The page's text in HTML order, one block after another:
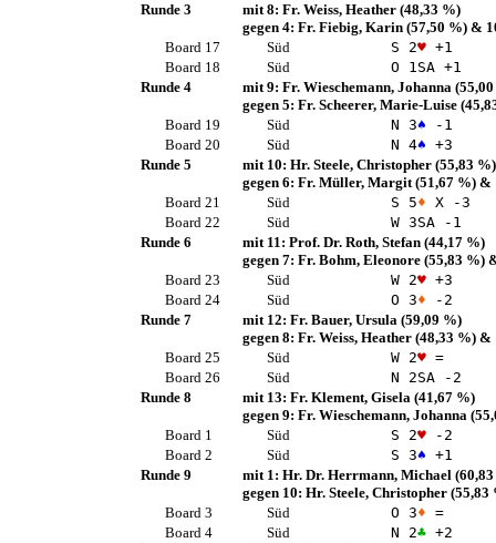
Runde 3
mit 8: Fr. Weiss, Heather(48,33 %)
gegen 4: Fr. Fiebig, Karin(57,50 %)&
Board 17
Süd S 2♥+1
Board 18
Süd O 1SA+1
Runde 4
mit 9: Fr. Wieschemann, Johanna(55,00
gegen 5: Fr. Scheerer, Marie-Luise
Board 19
Süd N 3♠ -1
Board 20
Süd N 4♠ +3
Runde 5
mit 10: Hr. Steele, Christopher(55,83 %)
gegen 6: Fr. Müller, Margit(51,67 %)&
Board 21
Süd S 5♦ X -3
Board 22
Süd W 3SA-1
Runde 6
mit 11: Prof. Dr. Roth, Stefan(44,17 %)
gegen 7: Fr. Bohm, Eleonore(55,83 %)
Board 23
Süd W 2♥+3
Board 24
Süd O 3♦ -2
Runde 7
mit 12: Fr. Bauer, Ursula(59,09 %)
gegen 8: Fr. Weiss, Heather(48,33 %)&
Board 25
Süd W 2♥=
Board 26
Süd N 2SA-2
Runde 8
mit 13: Fr. Klement, Gisela(41,67 %)
gegen 9: Fr. Wieschemann, Johanna
Board 1
Süd S 2♥-2
Board 2
Süd S 3♠ +1
Runde 9
mit 1: Hr. Dr. Herrmann, Michael(60,83
gegen 10: Hr. Steele, Christopher(55,83
Board 3
Süd O 3♦ =
Board 4
Süd N 2♣+2